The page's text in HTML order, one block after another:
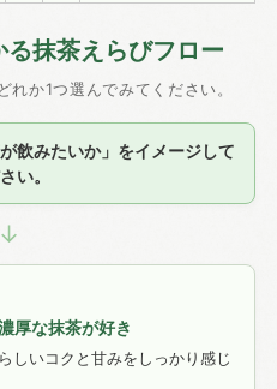
抹茶えらびフロー
か1つ選んでみてください。
飲みたいか」をイメージして
い。
↓
厚な抹茶が好き
しいコクと甘みをしっかり感じ